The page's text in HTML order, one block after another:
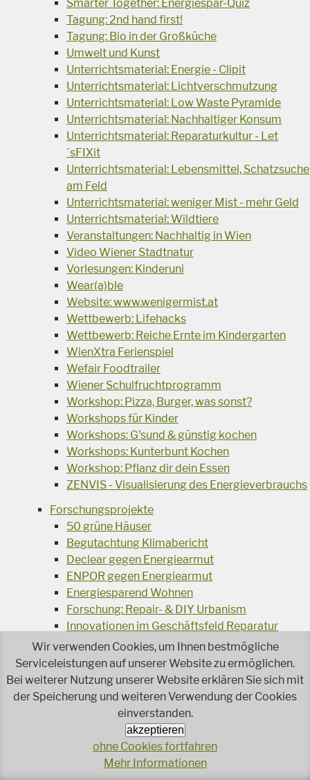
Smarter Together: Energiespar-Quiz
Tagung: 2nd hand first!
Tagung: Bio in der Großküche
Umwelt und Kunst
Unterrichtsmaterial: Energie - Clipit
Unterrichtsmaterial: Lichtverschmutzung
Unterrichtsmaterial: Low Waste Pyramide
Unterrichtsmaterial: Nachhaltiger Konsum
Unterrichtsmaterial: Reparaturkultur - Let
´sFIXit
Unterrichtsmaterial: Lebensmittel, Schatzsuche
am Feld
Unterrichtsmaterial: weniger Mist - mehr Geld
Unterrichtsmaterial: Wildtiere
Veranstaltungen: Nachhaltig in Wien
Video Wiener Stadtnatur
Vorlesungen: Kinderuni
Wear(a)ble
Website: www.wenigermist.at
Wettbewerb: Lifehacks
Wettbewerb: Reiche Ernte im Kindergarten
WienXtra Ferienspiel
Wefair Foodtrailer
Wiener Schulfruchtprogramm
Workshop: Pizza, Burger, was sonst?
Workshops für Kinder
Workshops: G'sund & günstig kochen
Workshops: Kunterbunt Kochen
Workshop: Pflanz dir dein Essen
ZENVIS - Visualisierung des Energieverbrauchs
Forschungsprojekte
50 grüne Häuser
Begutachtung Klimabericht
Declear gegen Energiearmut
ENPOR gegen Energiearmut
Energiesparend Wohnen
Forschung: Repair- & DIY Urbanism
Innovationen im Geschäftsfeld Reparatur
Maßnahmen pro Reparatur
Recherche zu CO2-Einsparung
Studie: Pet-Flaschen
Test: Torffreie Erden
Wachstumstest Blumenerde
Umweltschutz im Betrieb
Ausschreibungskriterien Wasch- und
Reinigungsmittel
Wir verwenden Cookies, um Ihnen bestmögliche
Serviceleistungen auf unserer Website zu ermöglichen.
Bei weiterer Nutzung unserer Website erklären Sie sich mit
der Speicherung und weiteren Verwendung der Cookies
einverstanden.
akzeptieren
ohne Cookies fortfahren
Mehr Informationen